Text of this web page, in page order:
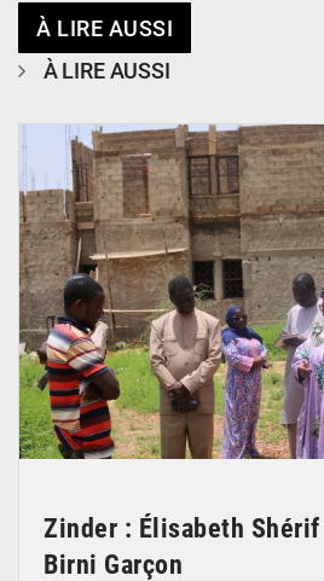
À LIRE AUSSI
À LIRE AUSSI
Zinder : Élisabeth
Birni Garçon